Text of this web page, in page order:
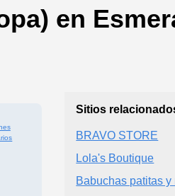
en
Sitios
BRAVO STORE
Lola's Boutique
Babuchas patitas y